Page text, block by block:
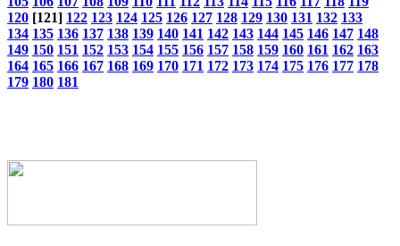
120 [121] 122 123 124 125 126 127 128 129 130 131 132 133
134 135 136 137 138 139 140 141 142 143 144 145 146 147 148
149 150 151 152 153 154 155 156 157 158 159 160 161 162 163
164 165 166 167 168 169 170 171 172 173 174 175 176 177 178
179 180 181